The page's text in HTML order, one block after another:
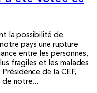
la possibilité de
pays une rupture
entre les personnes,
fragiles et les malades
de la CEF,
de notre...